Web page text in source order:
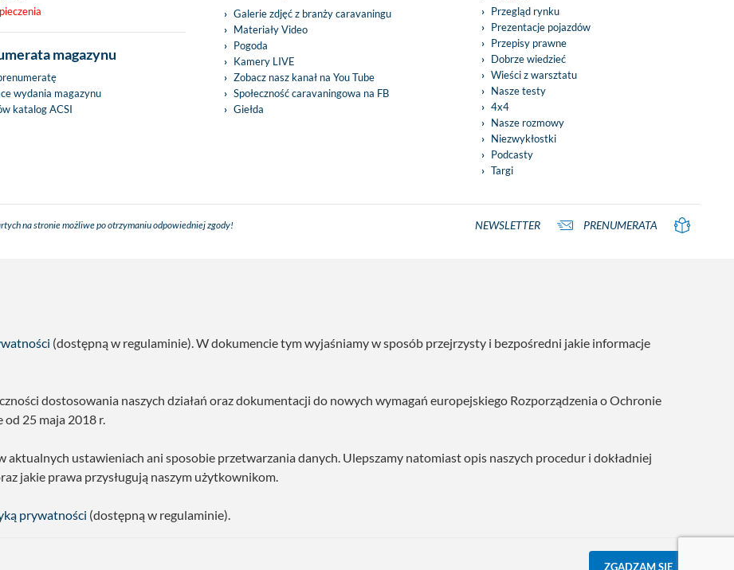
magazynu
wydania magazynu
katalog ACSI
Galerie zdjęć z branży caravaningu
Materiały Video
Pogoda
Kamery LIVE
Zobacz nasz kanał na You Tube
Społeczność caravaningowa na FB
Giełda
Przegląd rynku
Prezentacje pojazdów
Przepisy prawne
Dobrze wiedzieć
Wieści z warsztatu
Nasze testy
4x4
Nasze rozmowy
Niezwykłostki
Podcasty
Targi
na stronie możliwe po otrzymaniu odpowiedniej zgody! NEWSLETTER PRENUMERATA
(dostępną w regulaminie). W dokumencie tym wyjaśniamy w sposób przejrzysty i bezpośredni jakie informacje
dostosowania naszych działań oraz dokumentacji do nowych wymagań europejskiego Rozporządzenia o Ochronie
25 maja 2018 r.
aktualnych ustawieniach ani sposobie przetwarzania danych. Ulepszamy natomiast opis naszych procedur i dokładniej
jakie prawa przysługują naszym użytkownikom.
prywatności (dostępną w regulaminie).
ZGADZAM SIĘ